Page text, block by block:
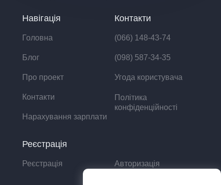
Навігація
Головна
Блог
Про проект
Контакти
Нарахування зарплати
Контакти
(066) 148-43-74
(098) 587-34-35
Угода користувача
Політика
конфіденційності
Реєстрація
Реєстрація Авторизація